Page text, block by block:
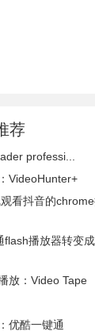
荐
professi...
VideoHunter+
看抖音的
播放器转变成
放：Video Tape
优酷一键通